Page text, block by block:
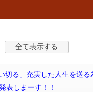
る」充実した人生を送る
表しまーす！！